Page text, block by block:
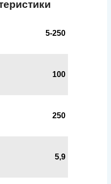
5-250
100
250
5,9